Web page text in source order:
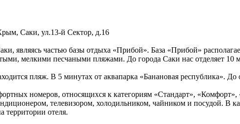
, Саки, ул.13-й Сектор, д.16
являясь частью базы отдыха «Прибой». База «Прибой»
мелкими песчаными пляжами. До города Саки нас отделяет 10
пляж. В 5 минутах от аквапарка «Банановая республика».
номеров, относящихся к категориям «Стандарт»,
телевизором, холодильником, чайником и посудой. В
территории отеля.